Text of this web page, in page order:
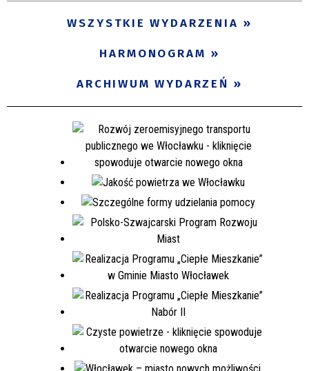
WSZYSTKIE WYDARZENIA
HARMONOGRAM
ARCHIWUM WYDARZEŃ